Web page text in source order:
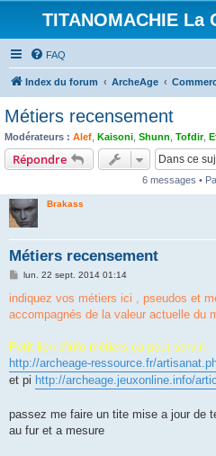
TITANOMACHIE
FAQ
Index du forum ArcheAge
Métiers recensement
Modérateurs : Alef Kaisoni Shunn Tofdir,
Répondre
6 messages •
Brakass
Métiers recensement
M
s
a
lun. 22 sept. 2014 01:14
indiquez vos métiers ici , pseudos et
accompagnés de la valeur actuelle du
Petit lien d'info métiers ça peut servir:
http://archeage-ressource.fr/
et pi http://archeage.jeuxonline.info/
passez me faire un tite mise a jour de
au fur et a mesure